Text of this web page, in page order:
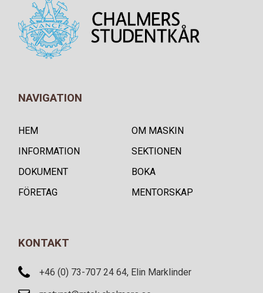
NAVIGATION
HEM
OM MASKIN
INFORMATION
SEKTIONEN
DOKUMENT
BOKA
FÖRETAG
MENTORSKAP
KONTAKT
+46 (0) 73-707 24 64, Elin Marklinder